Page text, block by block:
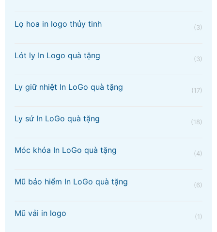
Lọ hoa in logo thủy tinh (3)
Lót ly In Logo quà tặng (3)
Ly giữ nhiệt In LoGo quà tặng (17)
Ly sứ In LoGo quà tặng (18)
Móc khóa In LoGo quà tặng (4)
Mũ bảo hiểm In LoGo quà tặng (6)
Mũ vải in logo (1)